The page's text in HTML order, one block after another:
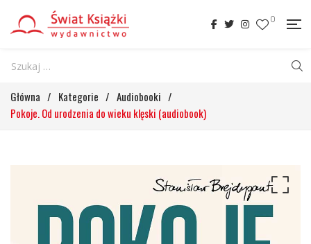
0
Główna / Kategorie / Audiobooki /
Pokoje. Od urodzenia do wieku klęski (audiobook)